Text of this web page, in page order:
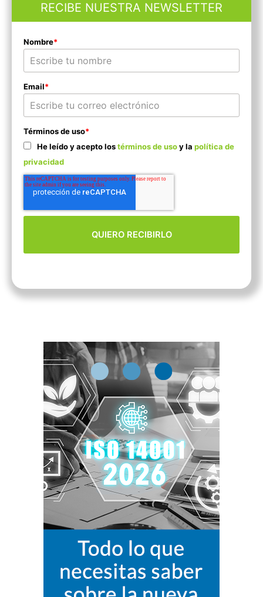
RECIBE NUESTRA NEWSLETTER
Nombre*
Email*
Términos de uso*
He leído y acepto lostérminos de usoy la política de
privacidad